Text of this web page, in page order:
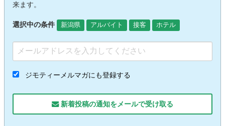
来ます。
選択中の条件 新潟県 アルバイト 接客 ホテル
ジモティーメルマガにも登録する
新着投稿の通知をメールで受け取る